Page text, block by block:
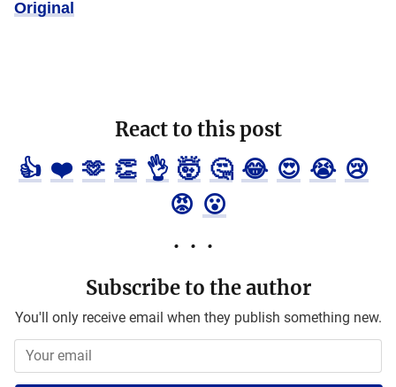
Original
React to this post
👍 ❤️ 🫶 👏 👌 🤯 🤔 😂 😍 😭 😢
😡 😮
Subscribe to the author
You'll only receive email when they publish something new.